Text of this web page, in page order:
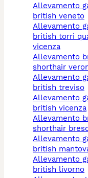
allevamento gatti
british veneto
allevamento gatti
british torri
vicenza
allevamento british
shorthair
allevamento gatti
british treviso
allevamento gatti
british vicenza
allevamento british
shorthair
allevamento gatti
british
allevamento gatti
british livorno